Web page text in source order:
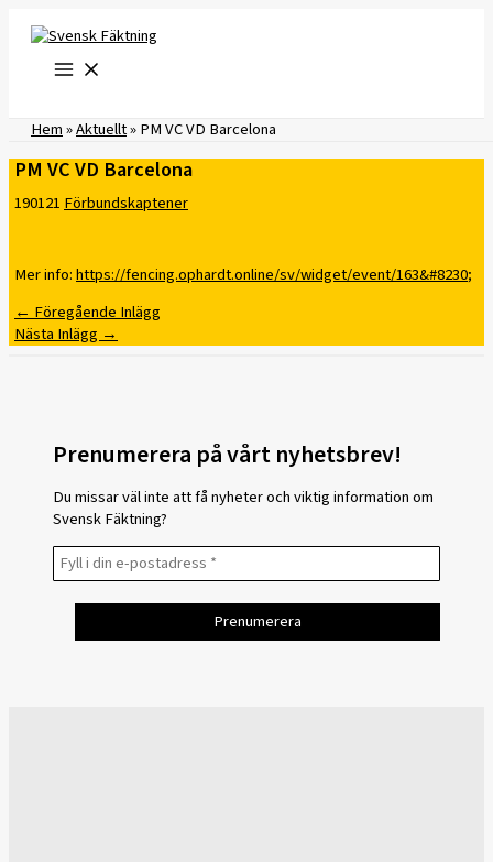
innehåll
Hem»Aktuellt»PM VC VD Barcelona
PM VC VD Barcelona
190121Förbundskaptener
Mer info:https://fencing.ophardt.online/sv/widget/event/163&#8230;
←Föregående Inlägg
Nästa Inlägg→
Prenumerera på vårt nyhetsbrev!
Du missar väl inte att få nyheter och viktig information om
Svensk Fäktning?